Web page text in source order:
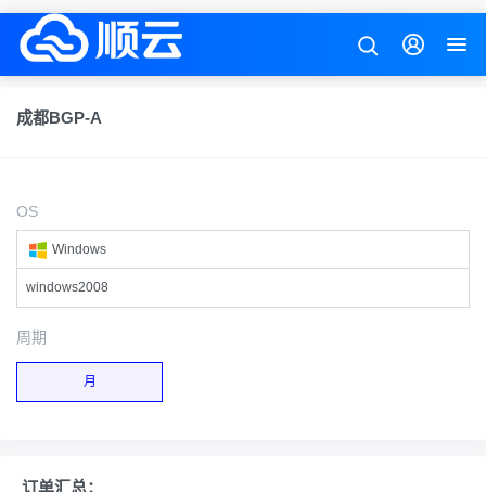
成都BGP-A
OS
Windows
windows2008
周期
月
订单汇总：